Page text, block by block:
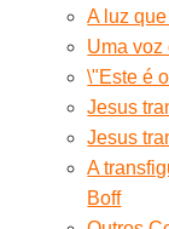
A luz
Uma voz
\"Este é
Jesus
Jesus
A
Boff